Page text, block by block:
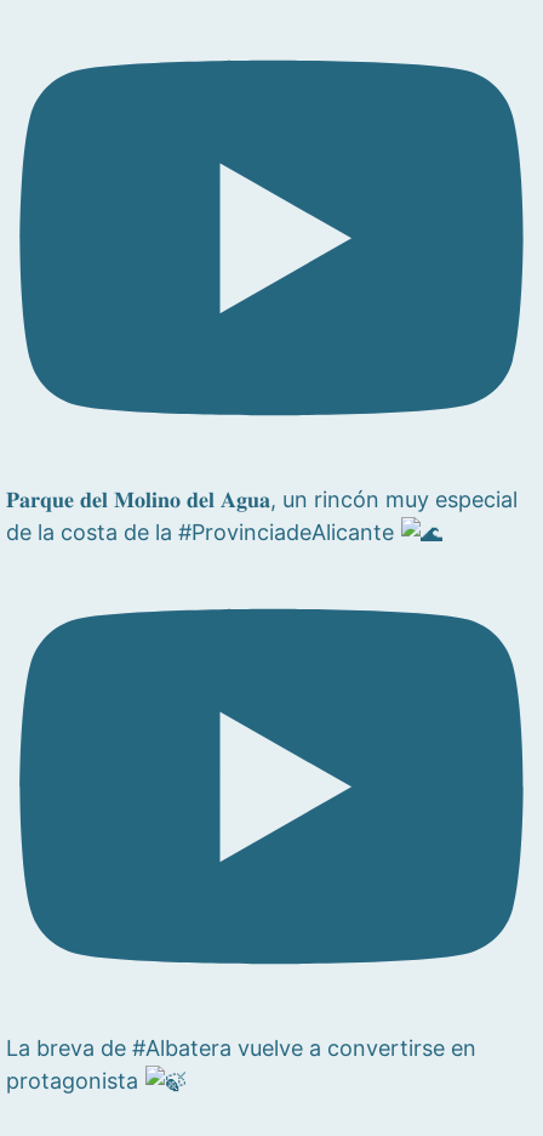
𝐏𝐚𝐫𝐪𝐮𝐞 𝐝𝐞𝐥 𝐌𝐨𝐥𝐢𝐧𝐨 𝐝𝐞𝐥 𝐀𝐠𝐮𝐚, un rincón muy especial
de la costa de la #ProvinciadeAlicante
La breva de #Albatera vuelve a convertirse en
protagonista